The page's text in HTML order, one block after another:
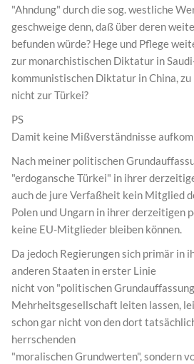
"Ahndung" durch die sog. westliche
geschweige denn, daß über deren
befunden würde? Hege und Pflege
zur monarchistischen Diktatur in
kommunistischen Diktatur in China, zu
nicht zur Türkei?
PS
Damit keine Mißverständnisse
Nach meiner politischen
"erdogansche Türkei" in ihrer
auch de jure Verfaßheit kein Mitglied
Polen und Ungarn in ihrer derzeitigen
keine EU-Mitglieder bleiben können.
Da jedoch Regierungen sich primär in
anderen Staaten in erster Linie
nicht von "politischen
Mehrheitsgesellschaft leiten lassen,
schon gar nicht von den dort
herrschenden
"moralischen Grundwerten", sondern